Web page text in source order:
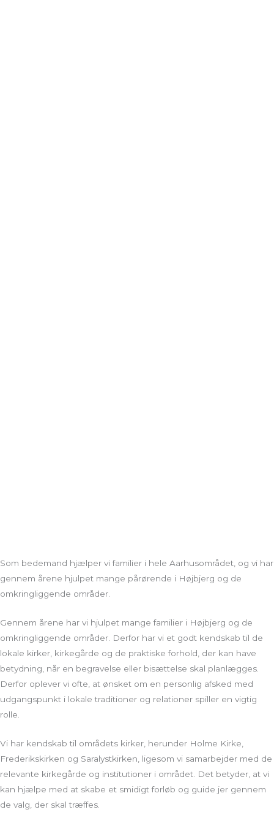
Som bedemand hjælper vi familier i hele Aarhusområdet, og vi har
gennem årene hjulpet mange pårørende i Højbjerg og de
omkringliggende områder.
Gennem årene har vi hjulpet mange familier i Højbjerg og de
omkringliggende områder. Derfor har vi et godt kendskab til de
lokale kirker, kirkegårde og de praktiske forhold, der kan have
betydning, når en begravelse eller bisættelse skal planlægges.
Derfor oplever vi ofte, at ønsket om en personlig afsked med
udgangspunkt i lokale traditioner og relationer spiller en vigtig
rolle.
Vi har kendskab til områdets kirker, herunder Holme Kirke,
Frederikskirken og Saralystkirken, ligesom vi samarbejder med de
relevante kirkegårde og institutioner i området. Det betyder, at vi
kan hjælpe med at skabe et smidigt forløb og guide jer gennem
de valg, der skal træffes.